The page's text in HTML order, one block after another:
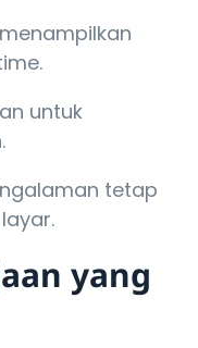
untuk
tetap
yang